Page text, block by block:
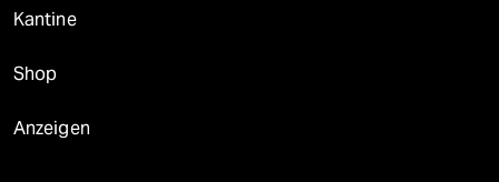
Kantine
Shop
Anzeigen